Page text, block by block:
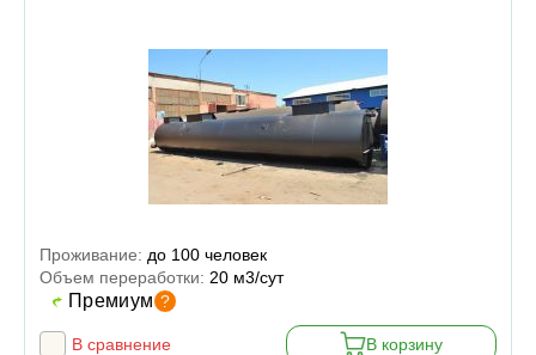
Проживание: до 100 человек
Объем переработки: 20 м3/сут
Премиум ?
В сравнение В корзину